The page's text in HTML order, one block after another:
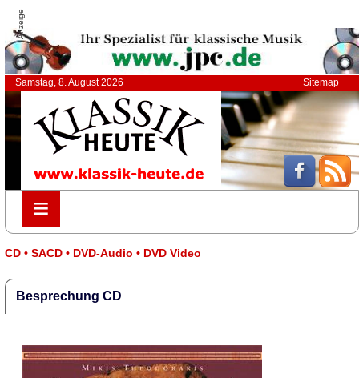
Anzeige
Samstag, 8. August 2026 Sitemap
≡
≡
CD • SACD • DVD-Audio • DVD Video
Besprechung CD